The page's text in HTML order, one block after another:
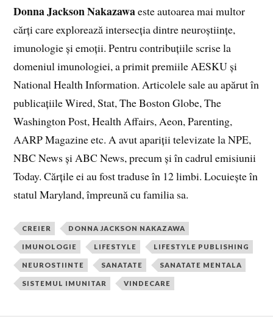
Donna Jackson Nakazawaeste autoarea mai multor
cărți care explorează intersecția dintre neuroștiințe,
imunologie și emoții. Pentru contribuțiile scrise la
domeniul imunologiei, a primit premiile AESKU și
National Health Information. Articolele sale au apărut în
publicațiile Wired, Stat, The Boston Globe, The
Washington Post, Health Affairs, Aeon, Parenting,
AARP Magazine etc. A avut apariții televizate la NPE,
NBC News și ABC News, precum și în cadrul emisiunii
Today. Cărțile ei au fost traduse în 12 limbi. Locuiește în
statul Maryland, împreună cu familia sa.
CREIER DONNA JACKSON NAKAZAWA
IMUNOLOGIE LIFESTYLE LIFESTYLE PUBLISHING
NEUROSTIINTE SANATATE SANATATE MENTALA
SISTEMUL IMUNITAR VINDECARE